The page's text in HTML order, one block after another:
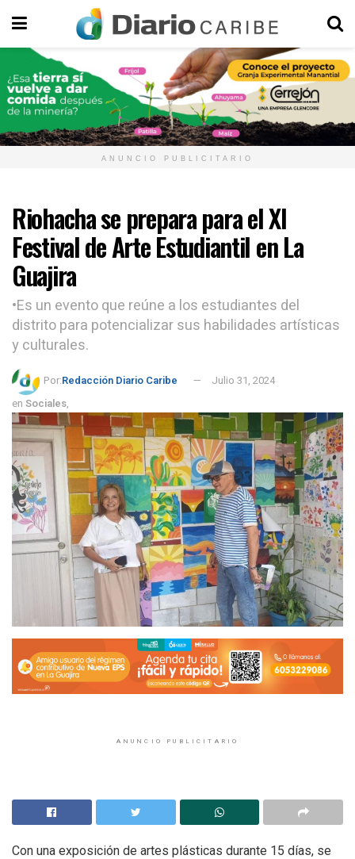
ANUNCIO PUBLICITARIO
Riohacha se prepara para el XI
Festival de Arte Estudiantil en La
Guajira
•Es un evento que reúne a los estudiantes del
distrito para potencializar sus habilidades artísticas
y culturales.
Por:Redacción Diario Caribe
Julio 31, 2024
en Sociales,
ANUNCIO PUBLICITARIO
Con una exposición de artes plásticas durante 15 días, se